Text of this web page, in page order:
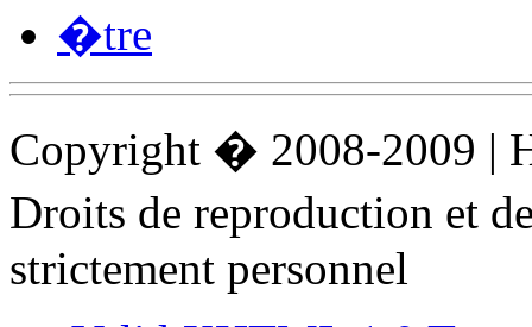
�tre
Copyright � 2008-2009 |
Droits de reproduction et
strictement personnel